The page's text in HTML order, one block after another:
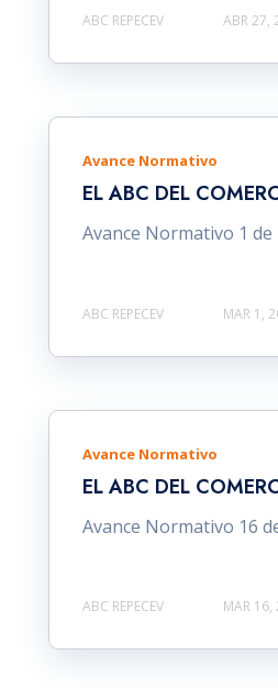
ABC REPECEV ABR 27,
Avance Normativo
EL ABC DEL
Avance Normativo 1
ABC REPECEV MAR 1,
Avance Normativo
EL ABC DEL
Avance Normativo 16
ABC REPECEV MAR 16,